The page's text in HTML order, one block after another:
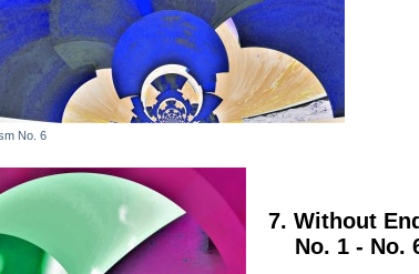
No. 6
7. Without
No. 1 - No.